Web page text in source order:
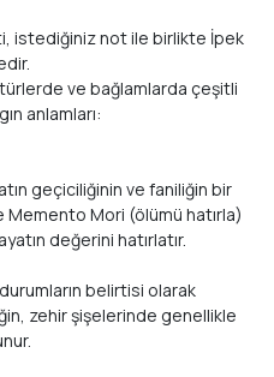
istediğiniz not ile birlikte İpek
ve bağlamlarda çeşitli
anlamları:
geçiciliğinin ve faniliğin bir
Memento Mori (ölümü hatırla)
değerini hatırlatır.
belirtisi olarak
zehir şişelerinde genellikle